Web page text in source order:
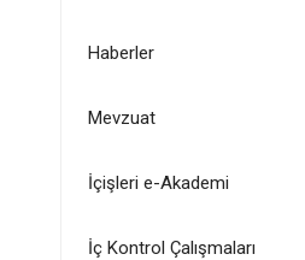
Haberler
Mevzuat
İçişleri e-Akademi
İç Kontrol Çalışmaları